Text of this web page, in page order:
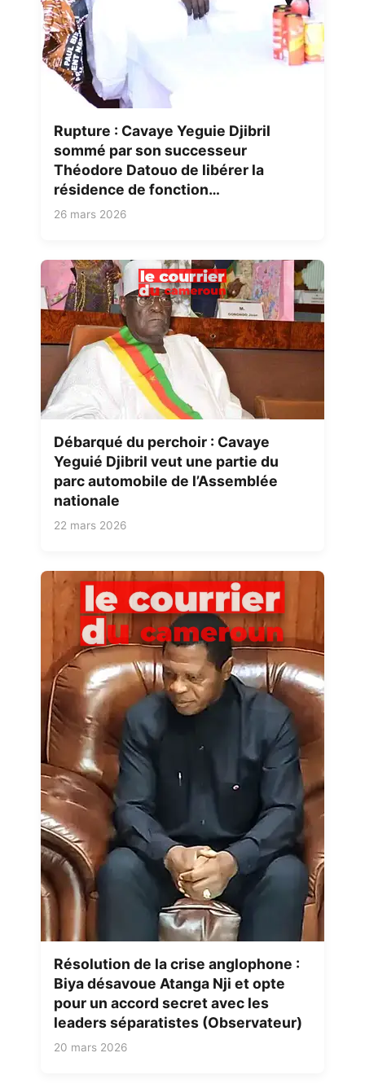
Rupture : Cavaye Yeguie Djibril
sommé par son successeur
Théodore Datouo de libérer la
résidence de fonction…
26 mars 2026
Débarqué du perchoir : Cavaye
Yeguié Djibril veut une partie du
parc automobile de l’Assemblée
nationale
22 mars 2026
Résolution de la crise anglophone :
Biya désavoue Atanga Nji et opte
pour un accord secret avec les
leaders séparatistes (Observateur)
20 mars 2026